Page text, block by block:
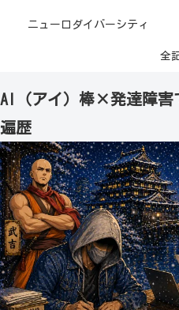
ニューロダイバーシティ
全
AI（アイ）棒×発達障害
遍歴